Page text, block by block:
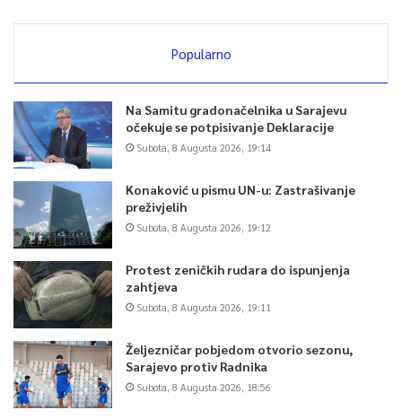
Popularno
Na Samitu gradonačelnika u Sarajevu
očekuje se potpisivanje Deklaracije
Subota, 8 Augusta 2026, 19:14
Konaković u pismu UN-u: Zastrašivanje
preživjelih
Subota, 8 Augusta 2026, 19:12
Protest zeničkih rudara do ispunjenja
zahtjeva
Subota, 8 Augusta 2026, 19:11
Željezničar pobjedom otvorio sezonu,
Sarajevo protiv Radnika
Subota, 8 Augusta 2026, 18:56